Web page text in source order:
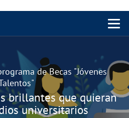
Menu
de Becas "Jóvenes
brillantes que quieran
universitarios